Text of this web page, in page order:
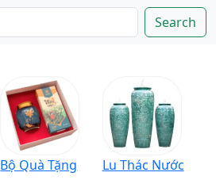
Search
Bộ Quà Tặng
Lu Thác Nước